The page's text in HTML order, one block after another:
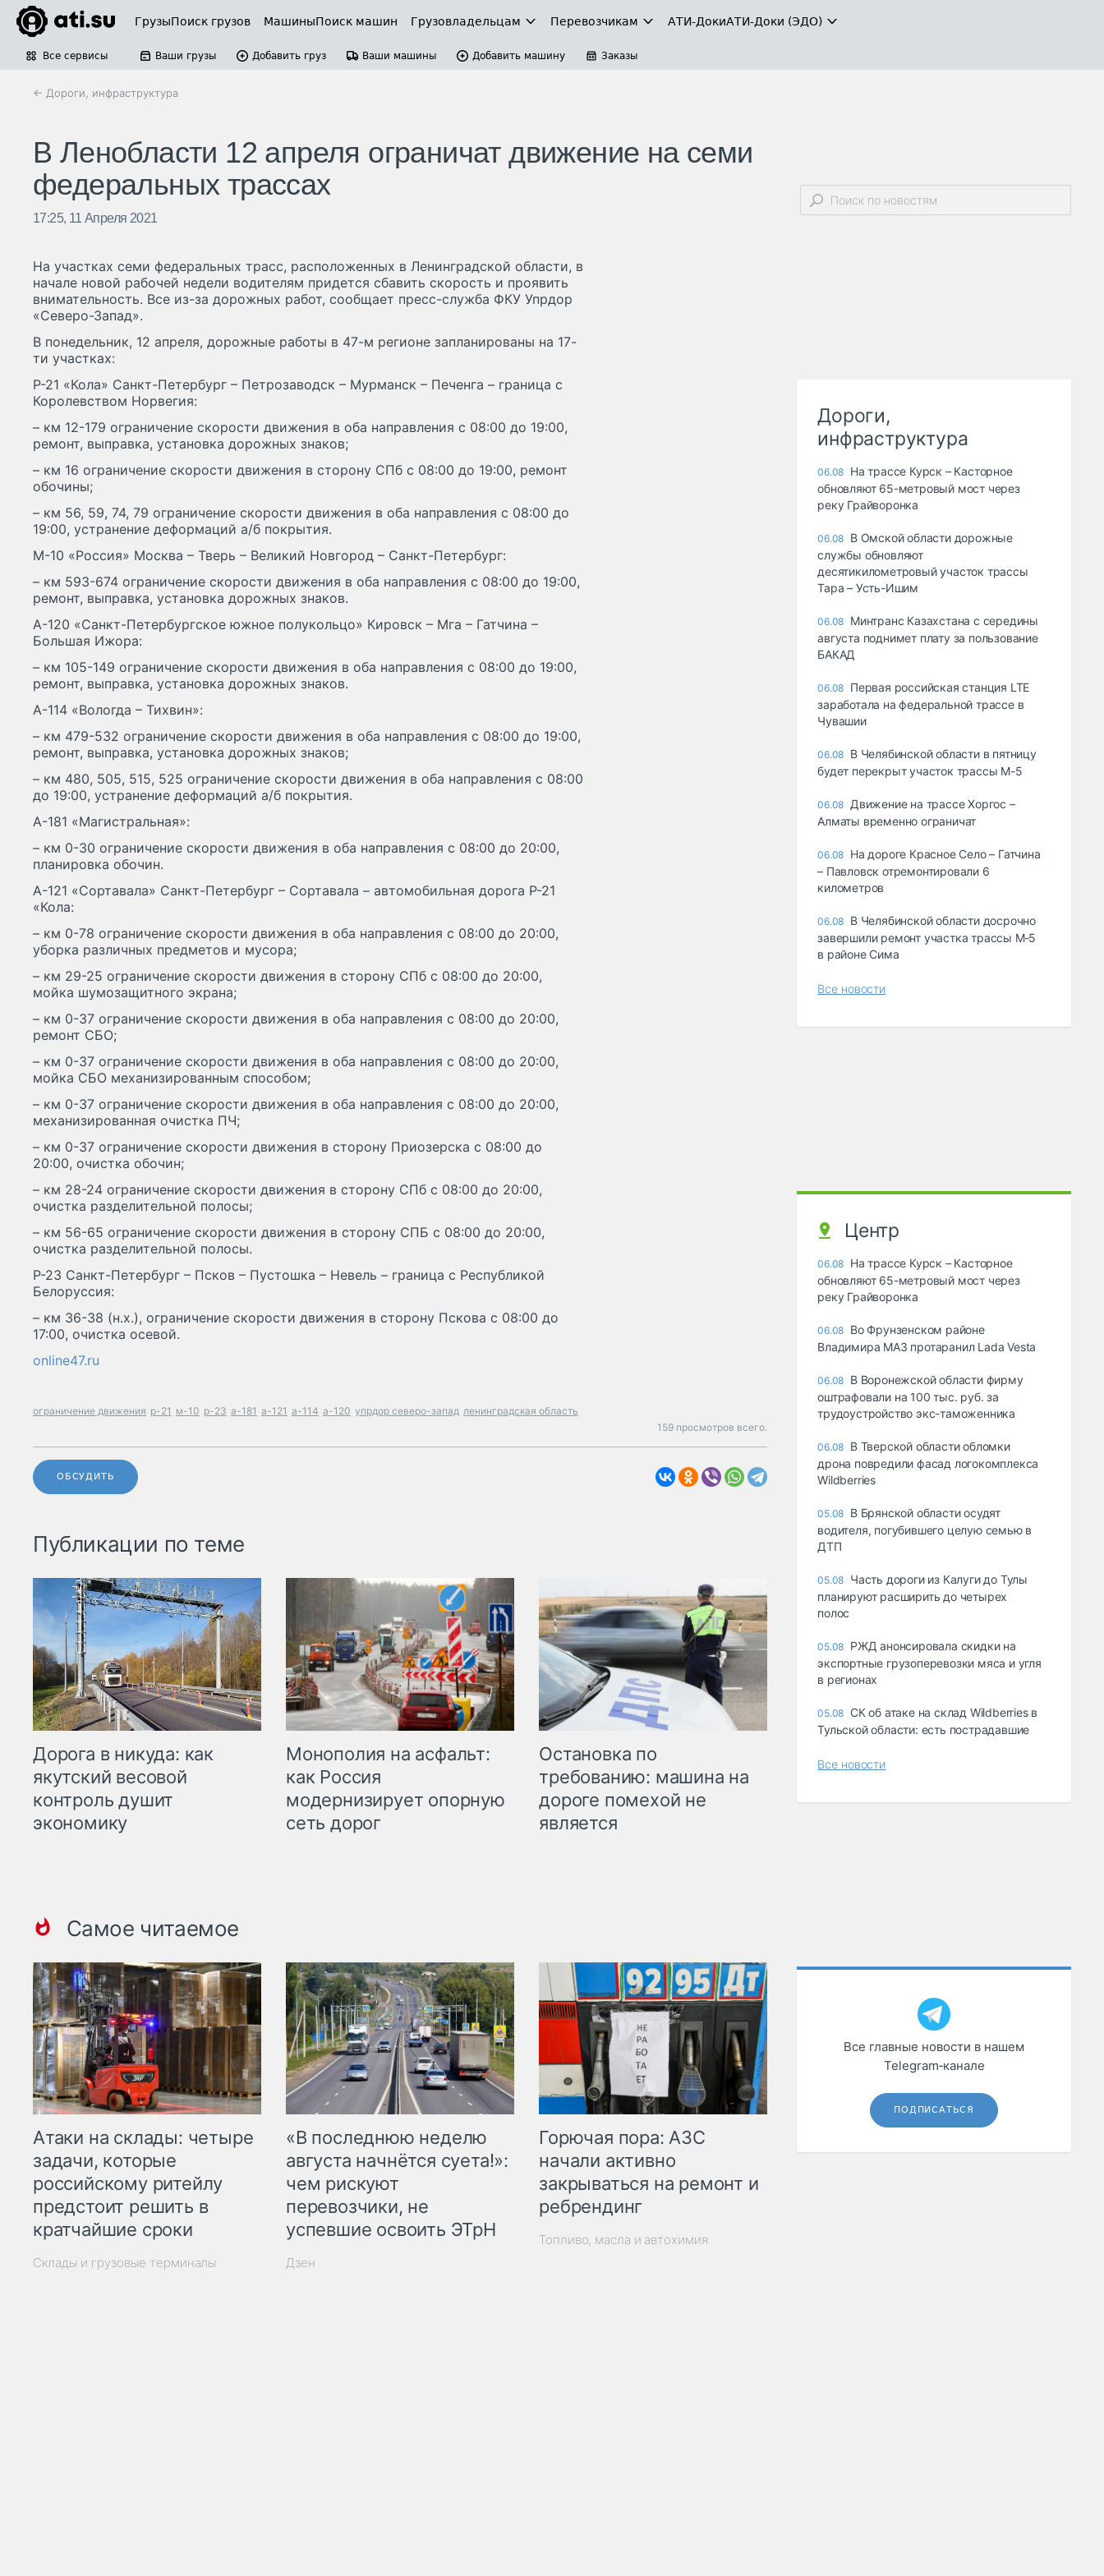
ГрузыПоиск грузов МашиныПоиск машин Грузовладельцам Перевозчикам АТИ-ДокиАТИ-Доки (ЭДО)
Все сервисы Ваши грузы Добавить груз Ваши машины Добавить машину Заказы
← Дороги, инфраструктура
В Ленобласти 12 апреля ограничат движение на семи
федеральных трассах
17:25, 11 Апреля 2021
На участках семи федеральных трасс, расположенных в Ленинградской области, в
начале новой рабочей недели водителям придется сбавить скорость и проявить
внимательность. Все из-за дорожных работ, сообщает пресс-служба ФКУ Упрдор
«Северо-Запад».
В понедельник, 12 апреля, дорожные работы в 47-м регионе запланированы на 17-
ти участках:
Р-21 «Кола» Санкт-Петербург – Петрозаводск – Мурманск – Печенга – граница с
Королевством Норвегия:
– км 12-179 ограничение скорости движения в оба направления с 08:00 до 19:00,
ремонт, выправка, установка дорожных знаков;
– км 16 ограничение скорости движения в сторону СПб с 08:00 до 19:00, ремонт
обочины;
– км 56, 59, 74, 79 ограничение скорости движения в оба направления с 08:00 до
19:00, устранение деформаций а/б покрытия.
М-10 «Россия» Москва – Тверь – Великий Новгород – Санкт-Петербург:
– км 593-674 ограничение скорости движения в оба направления с 08:00 до 19:00,
ремонт, выправка, установка дорожных знаков.
А-120 «Санкт-Петербургское южное полукольцо» Кировск – Мга – Гатчина –
Большая Ижора:
– км 105-149 ограничение скорости движения в оба направления с 08:00 до 19:00,
ремонт, выправка, установка дорожных знаков.
А-114 «Вологда – Тихвин»:
– км 479-532 ограничение скорости движения в оба направления с 08:00 до 19:00,
ремонт, выправка, установка дорожных знаков;
– км 480, 505, 515, 525 ограничение скорости движения в оба направления с 08:00
до 19:00, устранение деформаций а/б покрытия.
А-181 «Магистральная»:
– км 0-30 ограничение скорости движения в оба направления с 08:00 до 20:00,
планировка обочин.
А-121 «Сортавала» Санкт-Петербург – Сортавала – автомобильная дорога Р-21
«Кола:
– км 0-78 ограничение скорости движения в оба направления с 08:00 до 20:00,
уборка различных предметов и мусора;
– км 29-25 ограничение скорости движения в сторону СПб с 08:00 до 20:00,
мойка шумозащитного экрана;
– км 0-37 ограничение скорости движения в оба направления с 08:00 до 20:00,
ремонт СБО;
– км 0-37 ограничение скорости движения в оба направления с 08:00 до 20:00,
мойка СБО механизированным способом;
– км 0-37 ограничение скорости движения в оба направления с 08:00 до 20:00,
механизированная очистка ПЧ;
– км 0-37 ограничение скорости движения в сторону Приозерска с 08:00 до
20:00, очистка обочин;
– км 28-24 ограничение скорости движения в сторону СПб с 08:00 до 20:00,
очистка разделительной полосы;
– км 56-65 ограничение скорости движения в сторону СПБ с 08:00 до 20:00,
очистка разделительной полосы.
Р-23 Санкт-Петербург – Псков – Пустошка – Невель – граница с Республикой
Белоруссия:
– км 36-38 (н.х.), ограничение скорости движения в сторону Пскова с 08:00 до
17:00, очистка осевой.
online47.ru
ограничение движения р-21 м-10 р-23 а-181 а-121 а-114 а-120 упрдор северо-запад ленинградская область
159 просмотров всего.
ОБСУДИТЬ
Публикации по теме
Дорога в никуда: как
якутский весовой
контроль душит
экономику
Монополия на асфальт:
как Россия
модернизирует опорную
сеть дорог
Остановка по
требованию: машина на
дороге помехой не
является
Самое читаемое
Атаки на склады: четыре
задачи, которые
российскому ритейлу
предстоит решить в
кратчайшие сроки
Склады и грузовые терминалы
«В последнюю неделю
августа начнётся суета!»:
чем рискуют
перевозчики, не
успевшие освоить ЭТрН
Дзен
Горючая пора: АЗС
начали активно
закрываться на ремонт и
ребрендинг
Топливо, масла и автохимия
Дороги,
инфраструктура
06.08 На трассе Курск – Касторное
обновляют 65-метровый мост через
реку Грайворонка
06.08 В Омской области дорожные
службы обновляют
десятикилометровый участок трассы
Тара – Усть-Ишим
06.08 Минтранс Казахстана с середины
августа поднимет плату за пользование
БАКАД
06.08 Первая российская станция LTE
заработала на федеральной трассе в
Чувашии
06.08 В Челябинской области в пятницу
будет перекрыт участок трассы М-5
06.08 Движение на трассе Хоргос –
Алматы временно ограничат
06.08 На дороге Красное Село – Гатчина
– Павловск отремонтировали 6
километров
06.08 В Челябинской области досрочно
завершили ремонт участка трассы М‑5
в районе Сима
Все новости
Центр
06.08 На трассе Курск – Касторное
обновляют 65-метровый мост через
реку Грайворонка
06.08 Во Фрунзенском районе
Владимира МАЗ протаранил Lada Vesta
06.08 В Воронежской области фирму
оштрафовали на 100 тыс. руб. за
трудоустройство экс-таможенника
06.08 В Тверской области обломки
дрона повредили фасад логокомплекса
Wildberries
05.08 В Брянской области осудят
водителя, погубившего целую семью в
ДТП
05.08 Часть дороги из Калуги до Тулы
планируют расширить до четырех
полос
05.08 РЖД анонсировала скидки на
экспортные грузоперевозки мяса и угля
в регионах
05.08 СК об атаке на склад Wildberries в
Тульской области: есть пострадавшие
Все новости
Все главные новости в нашем
Telegram‑канале
ПОДПИСАТЬСЯ